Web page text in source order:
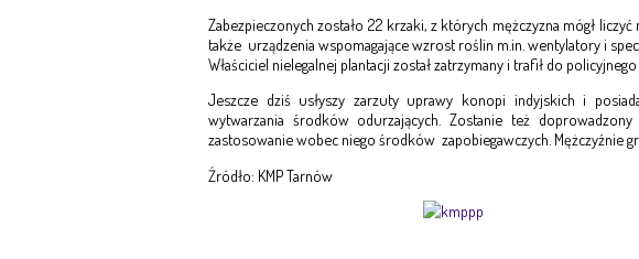
Zabezpieczonych zostało 22 krzaki, z których mężczyzna mógł
także urządzenia wspomagające wzrost roślin m.in. wentylatory i
Właściciel nielegalnej plantacji został zatrzymany i trafił do policyjnego
Jeszcze dziś usłyszy zarzuty uprawy konopi indyjskich i
wytwarzania środków odurzających. Zostanie też
zastosowanie wobec niego środków zapobiegawczych. Mężczyźnie
Źródło: KMP Tarnów